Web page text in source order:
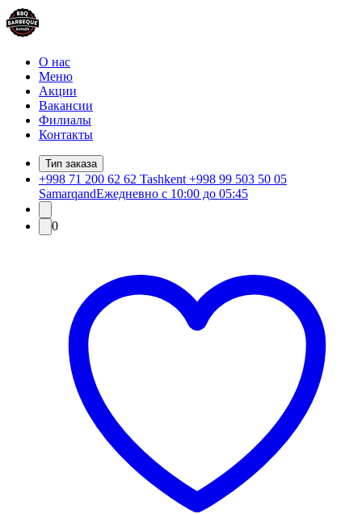
О нас
Меню
Акции
Вакансии
Филиалы
Контакты
Тип заказа
+998 71 200 62 62 Tashkent +998 99 503 50 05
SamarqandЕжедневно с 10:00 до 05:45
0